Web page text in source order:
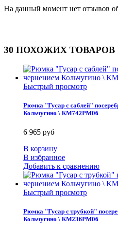
На данный момент нет отзывов
30 ПОХОЖИХ ТОВАРОВ
Быстрый просмотр
Рюмка "Гусар с саблей"
Кольчугино \ КМ742РМ06
6 965 руб
В корзину
В избранное
Добавить к сравнению
Быстрый просмотр
Рюмка "Гусар с трубкой"
Кольчугино \ КМ236РМ06